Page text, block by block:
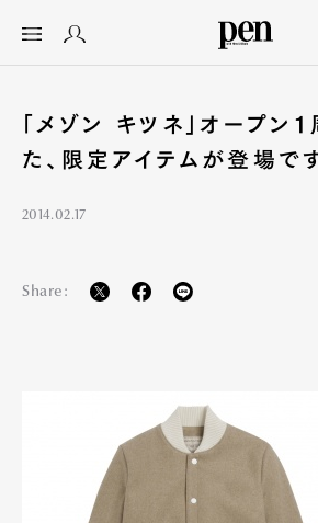
「メゾン キツネ」オープン
た、限定アイテムが登場です
2014.02.17
Share: